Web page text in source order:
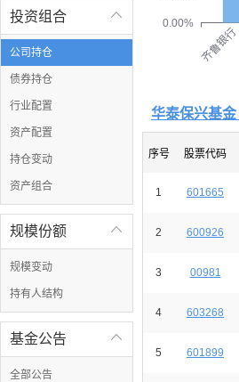

投资组合
公司持仓
债券持仓
行业配置
资产配置
持仓变动
资产组合

规模份额
规模变动
持有人结构

基金公告
全部公告
0.00%
齐鲁银行
华泰保兴基金
序号 股票代码
1 601665
2 600926
3 00981
4 603268
5 601899